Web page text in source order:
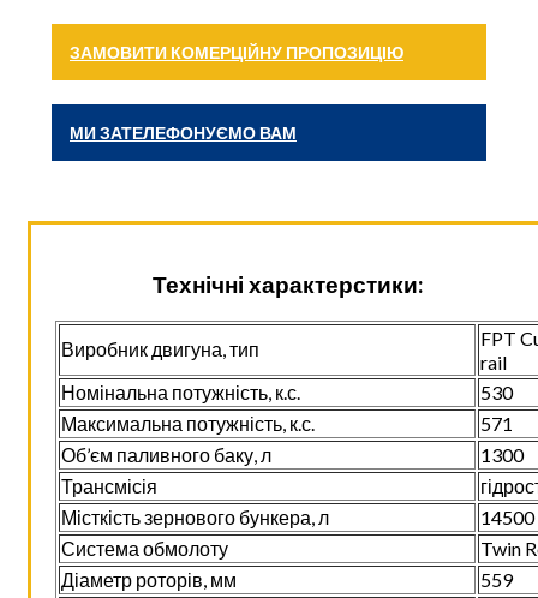
ЗАМОВИТИ КОМЕРЦІЙНУ ПРОПОЗИЦІЮ
МИ ЗАТЕЛЕФОНУЄМО ВАМ
Технічні характерстики:
Виробник двигуна, тип
FPT
rail
Номінальна потужність, к.с.
530
Максимальна потужність, к.с.
571
Об’єм паливного баку, л
1300
Трансмісія
Місткість зернового бункера, л
14500
Система обмолоту
Twin
Діаметр роторів, мм
559